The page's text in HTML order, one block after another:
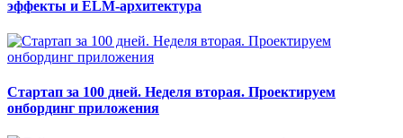
эффекты и ELM-архитектура
Стартап за 100 дней. Неделя вторая. Проектируем
онбординг приложения